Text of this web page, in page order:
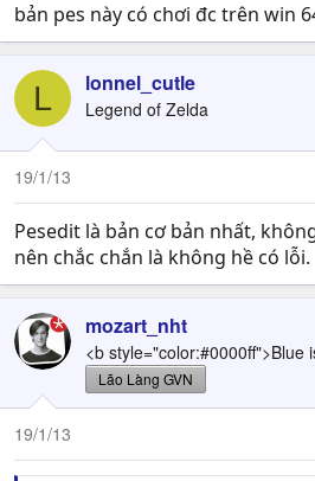
bản pes này có chơi đc trên win
L lonnel_cutle
Legend of Zelda
19/1/13
Pesedit là bản cơ bản nhất,
nên chắc chắn là không hề có lỗi.
mozart_nht
<b style="color:#0000ff">Blue
Lão Làng GVN
19/1/13